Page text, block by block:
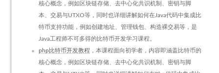
核心概念，例如区块链存储、去中心化共识机制、密钥与脚
本、交易与UTXO等，同时也详细讲解如何在Java代码中集成比
特币支持功能，例如创建地址、管理钱包、构造裸交易等，是
Java工程师不可多得的比特币开发学习课程。
php比特币开发教程 ，本课程面向初学者，内容即涵盖比特币的
核心概念，例如区块链存储、去中心化共识机制、密钥与脚